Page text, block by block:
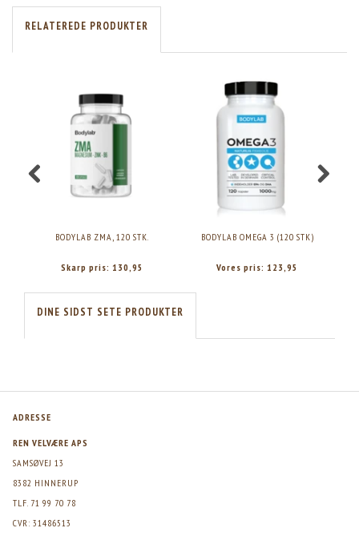
RELATEREDE PRODUKTER
BODYLAB ZMA, 120 STK.
Skarp pris: 130,95
BODYLAB OMEGA 3 (120 STK)
Vores pris: 123,95
DINE SIDST SETE PRODUKTER
ADRESSE
REN VELVÆRE APS
SAMSØVEJ 13
8382 HINNERUP
TLF. 71 99 70 78
CVR: 31486513